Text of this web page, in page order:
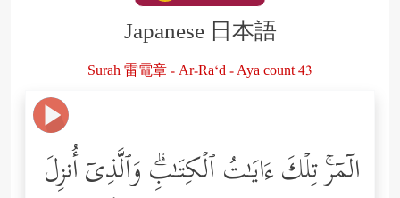
Japanese 日本語
Surah 雷電章 - Ar-Ra‘d - Aya count 43
الۤمۤرۚ تِلۡكَ ءَایَـٰتُ ٱلۡكِتَـٰبِۗ وَٱلَّذِیۤ أُنزِلَ